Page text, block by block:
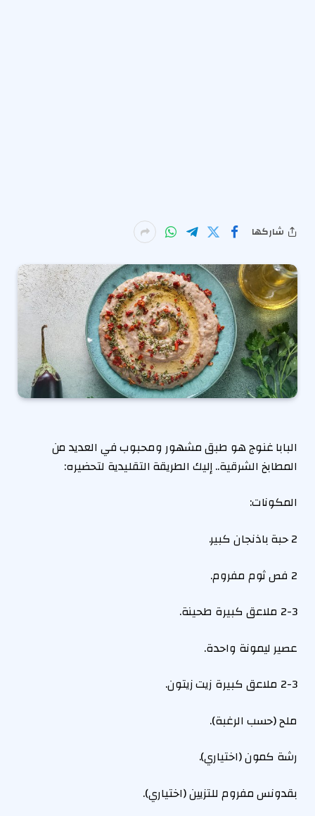
شاركها
البابا غنوج هو طبق مشهور ومحبوب في العديد من
المطابخ الشرقية.. إليك الطريقة التقليدية لتحضيره:
المكونات:
2 حبة باذنجان كبير.
2 فص ثوم مفروم.
2-3 ملاعق كبيرة طحينة.
عصير ليمونة واحدة.
2-3 ملاعق كبيرة زيت زيتون.
ملح (حسب الرغبة).
رشة كمون (اختياري).
بقدونس مفروم للتزيين (اختياري).